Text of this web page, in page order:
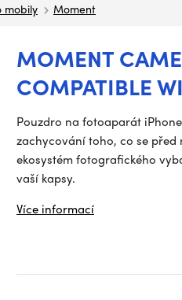
mobily Moment
MOMENT
COMPATIBLE
Pouzdro na fotoaparát
zachycování toho, co se
ekosystém fotografického
vaší kapsy.
Více informací